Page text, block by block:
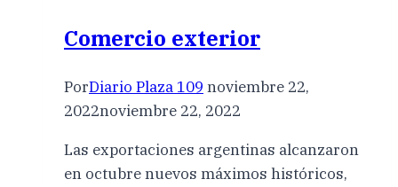
Comercio exterior
PorDiario Plaza 109 noviembre 22,
2022noviembre 22, 2022
Las exportaciones argentinas alcanzaron
en octubre nuevos máximos históricos,